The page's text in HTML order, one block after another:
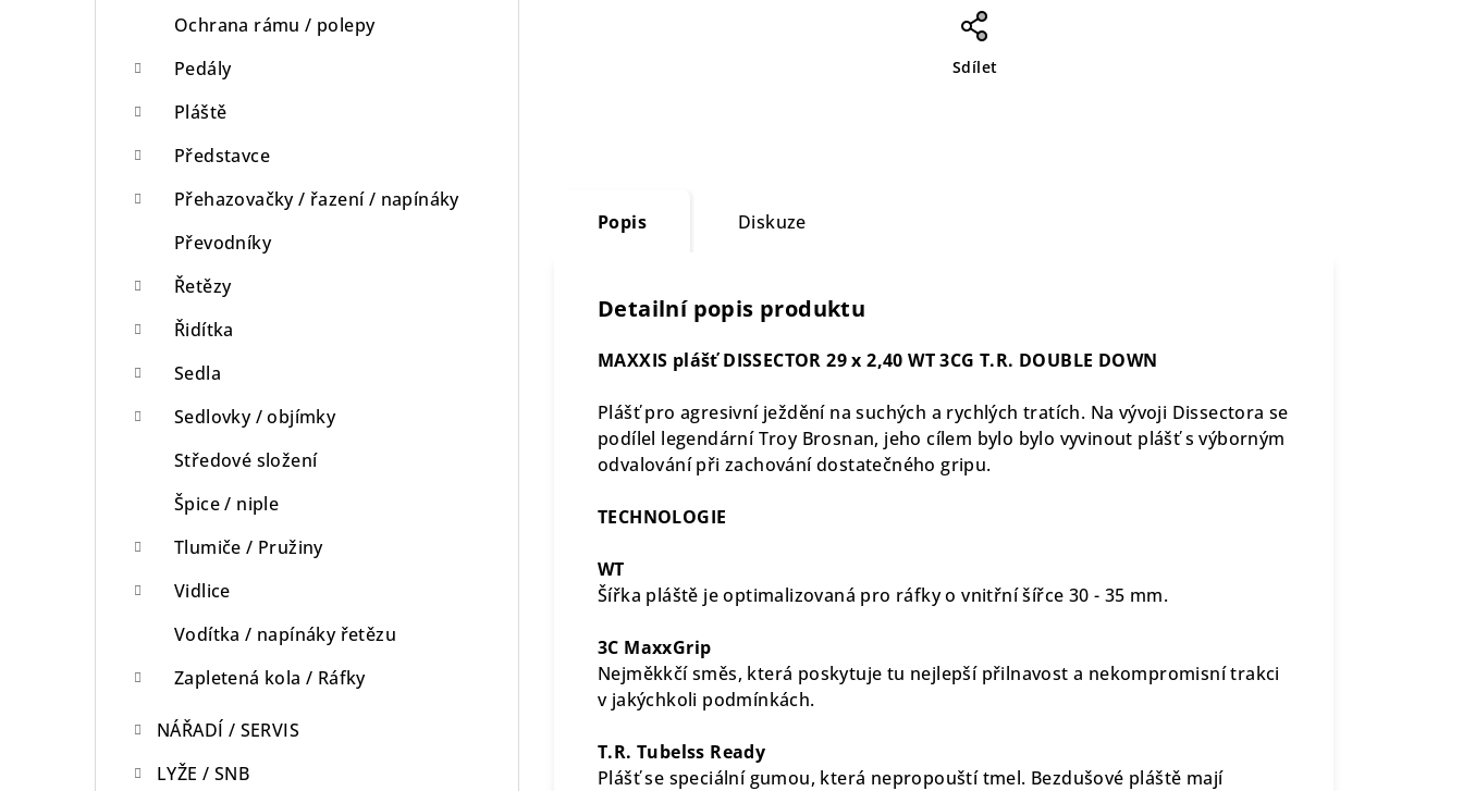
Ochrana rámu / polepy
Pedály
Pláště
Představce
Přehazovačky / řazení / napínáky
Převodníky
Řetězy
Řidítka
Sedla
Sedlovky / objímky
Středové složení
Špice / niple
Tlumiče / Pružiny
Vidlice
Vodítka / napínáky řetězu
Zapletená kola / Ráfky
NÁŘADÍ / SERVIS
LYŽE / SNB
Sdílet
Popis Diskuze
Detailní popis produktu
MAXXIS plášť DISSECTOR 29 x 2,40 WT 3CG T.R. DOUBLE DOWN
Plášť pro agresivní ježdění na suchých a rychlých tratích. Na vývoji Dissectora se
podílel legendární Troy Brosnan, jeho cílem bylo bylo vyvinout plášť s výborným
odvalování při zachování dostatečného gripu.
TECHNOLOGIE
WT
Šířka pláště je optimalizovaná pro ráfky o vnitřní šířce 30 - 35 mm.
3C MaxxGrip
Nejměkkčí směs, která poskytuje tu nejlepší přilnavost a nekompromisní trakci
v jakýchkoli podmínkách.
T.R. Tubelss Ready
Plášť se speciální gumou, která nepropouští tmel. Bezdušové pláště mají